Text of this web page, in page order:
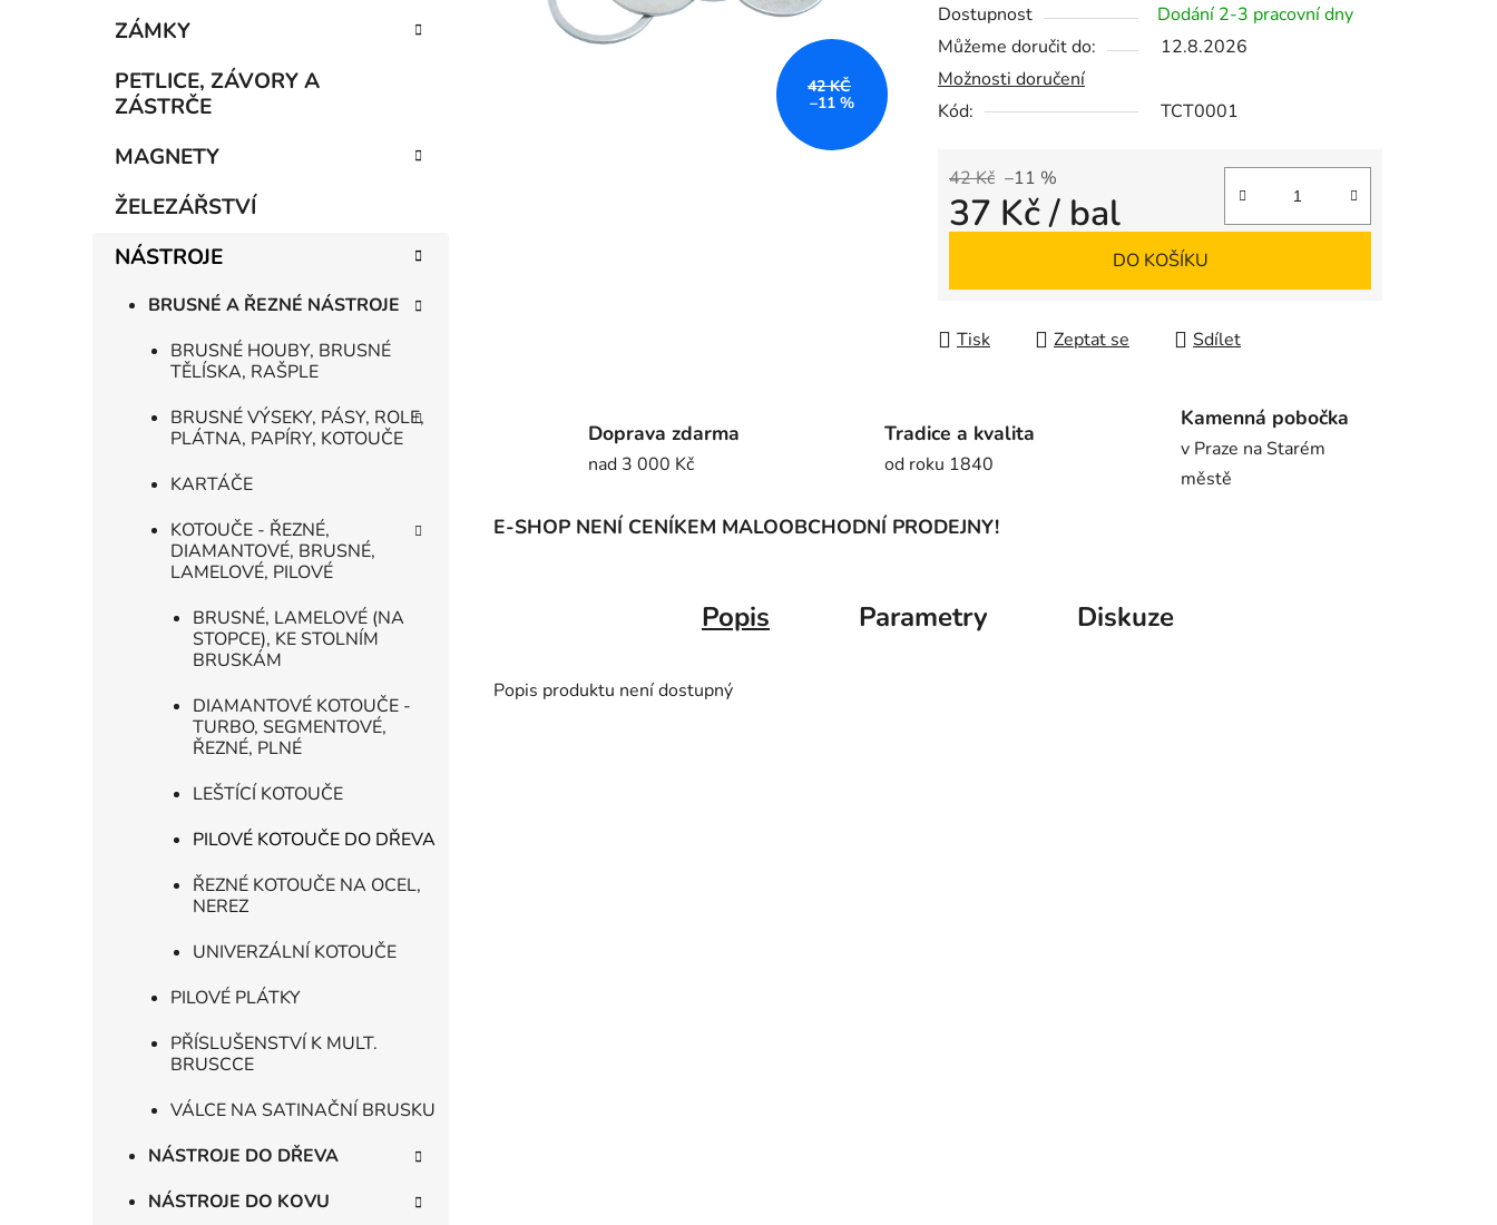
ZÁMKY
PETLICE, ZÁVORY A
ZÁSTRČE
MAGNETY
ŽELEZÁŘSTVÍ
NÁSTROJE
BRUSNÉ A ŘEZNÉ NÁSTROJE
BRUSNÉ HOUBY, BRUSNÉ
TĚLÍSKA, RAŠPLE
BRUSNÉ VÝSEKY, PÁSY, ROLE,
PLÁTNA, PAPÍRY, KOTOUČE
KARTÁČE
KOTOUČE - ŘEZNÉ,
DIAMANTOVÉ, BRUSNÉ,
LAMELOVÉ, PILOVÉ
BRUSNÉ, LAMELOVÉ (NA
STOPCE), KE STOLNÍM
BRUSKÁM
DIAMANTOVÉ KOTOUČE -
TURBO, SEGMENTOVÉ,
ŘEZNÉ, PLNÉ
LEŠTÍCÍ KOTOUČE
PILOVÉ KOTOUČE DO DŘEVA
ŘEZNÉ KOTOUČE NA OCEL,
NEREZ
UNIVERZÁLNÍ KOTOUČE
PILOVÉ PLÁTKY
PŘÍSLUŠENSTVÍ K MULT.
BRUSCCE
VÁLCE NA SATINAČNÍ BRUSKU
NÁSTROJE DO DŘEVA
NÁSTROJE DO KOVU
je
0,0
z
5
Dostupnost
Dodání 2-3 pracovní dny
Můžeme doručit do:
12.8.2026
Možnosti doručení
Kód:
TCT0001
42 Kč –11 %
37 Kč/ bal
DO KOŠÍKU
Tisk Zeptat se Sdílet
42 KČ
–11 %
Doprava zdarma
nad 3 000 Kč
Tradice a kvalita
od roku 1840
Kamenná pobočka
v Praze na Starém
městě
E-SHOP NENÍ CENÍKEM MALOOBCHODNÍ PRODEJNY!
Popis Parametry Diskuze
Popis produktu není dostupný